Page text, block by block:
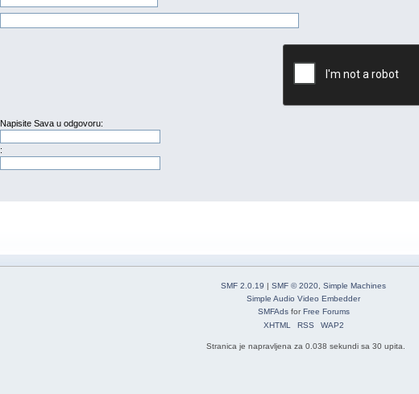
Napisite Sava u odgovoru:
:
SMF 2.0.19 | SMF © 2020, Simple Machines
Simple Audio Video Embedder
SMFAdsforFree Forums
XHTML
RSS WAP2
Stranica je napravljena za 0.038 sekundi sa 30 upita.